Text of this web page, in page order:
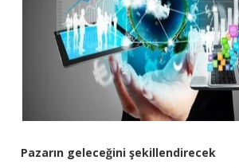
Pazarın geleceğini şekillendirecek